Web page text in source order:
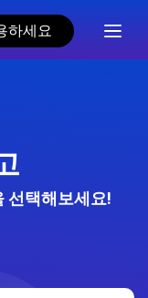
하세요
선택해보세요!